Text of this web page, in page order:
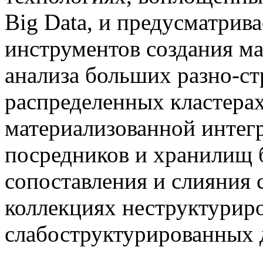
Big Data, и
инструментов создания
анализа больших разно-
распределенных
материализованной
посредников и
сопоставления и
коллекциях